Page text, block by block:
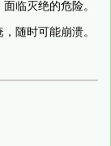
临灭绝的危险。
随时可能崩溃。